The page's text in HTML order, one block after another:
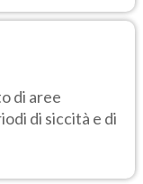
di aree
di siccità e di